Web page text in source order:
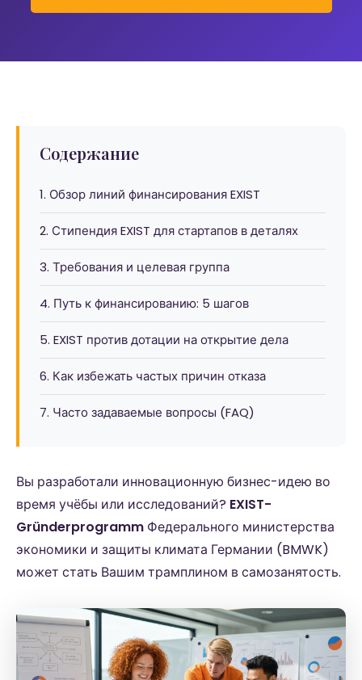
Содержание
1. Обзор линий финансирования EXIST
2. Стипендия EXIST для стартапов в деталях
3. Требования и целевая группа
4. Путь к финансированию: 5 шагов
5. EXIST против дотации на открытие дела
6. Как избежать частых причин отказа
7. Часто задаваемые вопросы (FAQ)
Вы разработали инновационную бизнес-идею во
время учёбы или исследований? EXIST-
Gründerprogramm Федерального министерства
экономики и защиты климата Германии (BMWK)
может стать Вашим трамплином в самозанятость.